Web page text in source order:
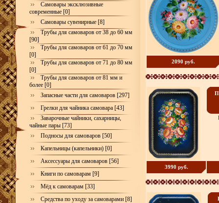
Самовары эксклюзивные
современные [0]
Самовары сувенирные [8]
Трубы для самоваров от 38 до 60 мм
[90]
Трубы для самоваров от 61 до 70 мм
[0]
Трубы для самоваров от 71 до 80 мм
[0]
Трубы для самоваров от 81 мм и
более [0]
Запасные части для самоваров [297]
Грелки для чайника самовара [43]
Заварочные чайники, сахарницы,
чайные пары [73]
Подносы для самоваров [50]
Капельницы (капельники) [0]
Аксессуары для самоваров [56]
Книги по самоварам [9]
Мёд к самоварам [33]
Средства по уходу за самоварами [8]
2090 руб.
3990 руб.